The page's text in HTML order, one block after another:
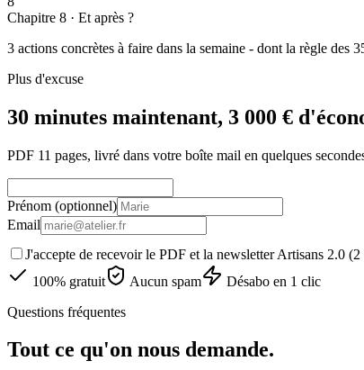
Chapitre 8 · Et après ?
3 actions concrètes à faire dans la semaine - dont la règle des
Plus d'excuse
30 minutes maintenant, 3 000 €
PDF 11 pages, livré dans votre boîte mail en quelques
Prénom (optionnel)
Email
J'accepte de recevoir le PDF et la newsletter Artisans 2.0
100% gratuit Aucun spam
Désabo en 1 clic
Questions fréquentes
Tout ce qu'on nous demande.